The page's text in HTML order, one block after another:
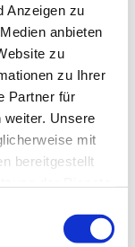
Anzeigen zu
anbieten
zu
zu Ihrer
Partner für
weiter. Unsere
mit
bereitgestellt
Uhr